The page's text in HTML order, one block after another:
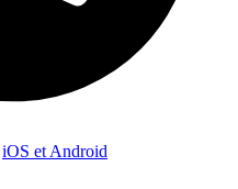
iOS et Android